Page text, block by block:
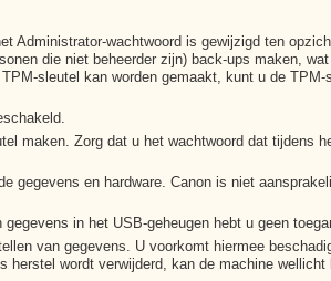
Administrator-wachtwoord is gewijzigd ten
die niet beheerder zijn) back-ups maken,
sleutel kan worden gemaakt, kunt u de
maken. Zorg dat u het wachtwoord dat tijdens
gegevens en hardware. Canon is niet
in het USB-geheugen hebt u geen
van gegevens. U voorkomt hiermee
herstel wordt verwijderd, kan de machine wellicht